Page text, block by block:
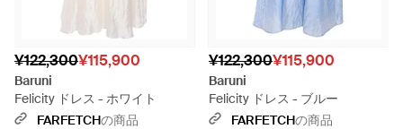
¥122,300¥115,900
Baruni
Felicity ドレス - ホワイト
FARFETCHの商品
¥122,300¥115,900
Baruni
Felicity ドレス - ブルー
FARFETCHの商品